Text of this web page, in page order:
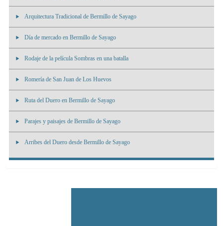
Arquitectura Tradicional de Bermillo de Sayago
Día de mercado en Bermillo de Sayago
Rodaje de la película Sombras en una batalla
Romería de San Juan de Los Huevos
Ruta del Duero en Bermillo de Sayago
Parajes y paisajes de Bermillo de Sayago
Arribes del Duero desde Bermillo de Sayago